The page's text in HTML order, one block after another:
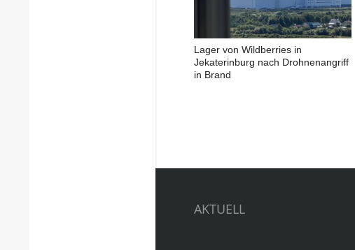
Lager von Wildberries in
Jekaterinburg nach Drohnenangriff
in Brand
AKTUELL